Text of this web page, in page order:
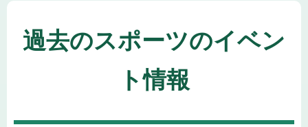
過去のスポーツのイベン
ト情報